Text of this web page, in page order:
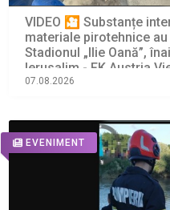
VIDEO 🎦 Substanțe
materiale pirotehnice
Stadionul „Ilie Oană”,
Ierusalim - FK Austria
07.08.2026
EVENIMENT